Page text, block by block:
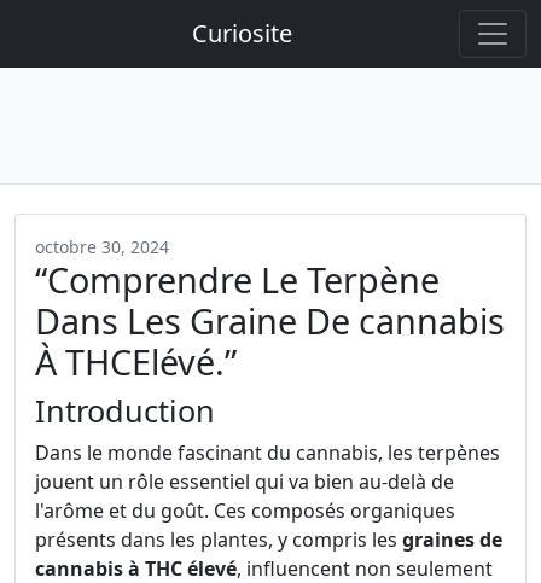
Curiosite
octobre 30, 2024
“Comprendre Le Terpène
Dans Les Graine De cannabis
À THCElévé.”
Introduction
Dans le monde fascinant du cannabis, les terpènes
jouent un rôle essentiel qui va bien au-delà de
l'arôme et du goût. Ces composés organiques
présents dans les plantes, y compris les graines de
cannabis à THC élevé, influencent non seulement